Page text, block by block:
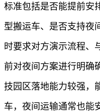
标准包括是否能提前安
型搬运车、是否支持夜
时要求对方演示流程、
前对夜间方案进行明确
技园区落地能力较强，
车，夜间运输通常也能